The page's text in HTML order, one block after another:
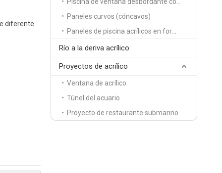
diferente
Paneles curvos (cóncavos)
Río a la deriva acrílico
Proyectos de acrílico
Ventana de acrílico
Túnel del acuario
Proyecto de restaurante submarino